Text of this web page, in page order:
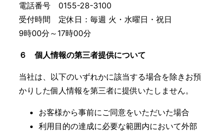
電話番号 0155-28-3100
受付時間 定休日：毎週 火・水曜日・祝日
9時00分～17時00分
６ 個人情報の第三者提供について
当社は、以下のいずれかに該当する場合を除きお預
かりした個人情報を第三者に提供いたしません。
お客様から事前にご同意をいただいた場合
利用目的の達成に必要な範囲内において外部